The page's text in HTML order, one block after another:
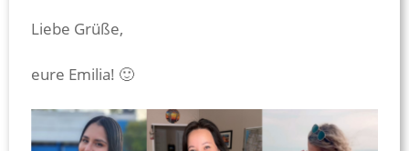
Liebe Grüße,
eure Emilia! 🙂